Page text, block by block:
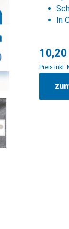
In
10,20
Preis inkl.